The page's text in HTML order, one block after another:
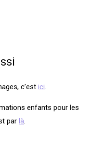
c’est ici.
enfants pour les
par là.